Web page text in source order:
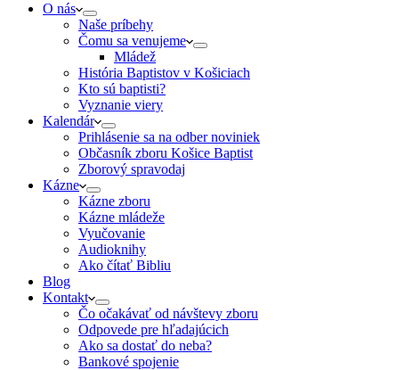
O nás
Naše príbehy
Čomu sa venujeme
Mládež
História Baptistov v Košiciach
Kto sú baptisti?
Vyznanie viery
Kalendár
Prihlásenie sa na odber noviniek
Občasník zboru Košice Baptist
Zborový spravodaj
Kázne
Kázne zboru
Kázne mládeže
Vyučovanie
Audioknihy
Ako čítať Bibliu
Blog
Kontakt
Čo očakávať od návštevy zboru
Odpovede pre hľadajúcich
Ako sa dostať do neba?
Bankové spojenie